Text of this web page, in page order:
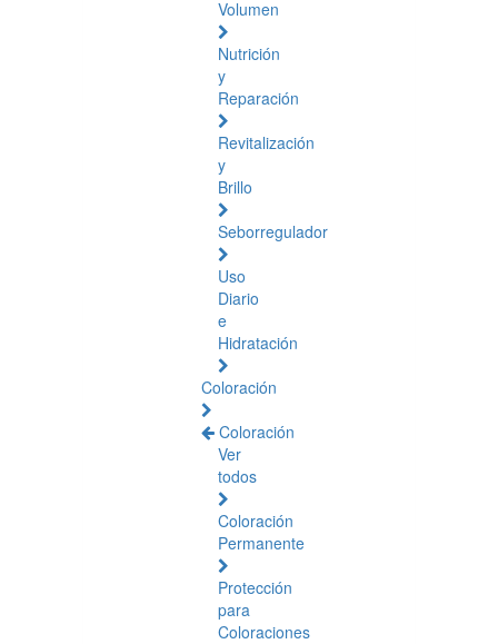
Volumen
Nutrición
y
Reparación
Revitalización
y
Brillo
Seborregulador
Uso
Diario
e
Hidratación
Coloración
Coloración
Ver
todos
Coloración
Permanente
Protección
para
Coloraciones